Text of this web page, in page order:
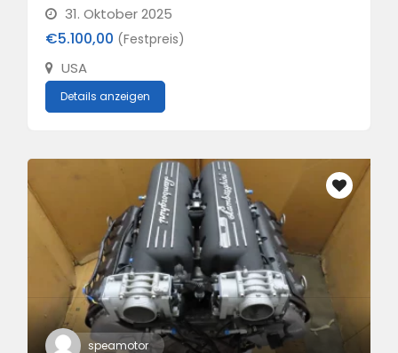
31. Oktober 2025
€5.100,00 (Festpreis)
USA
Details anzeigen
speamotor